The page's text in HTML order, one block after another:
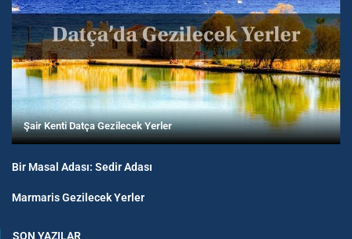
Şair Kenti Datça Gezilecek Yerler
Bir Masal Adası: Sedir Adası
Marmaris Gezilecek Yerler
SON YAZILAR